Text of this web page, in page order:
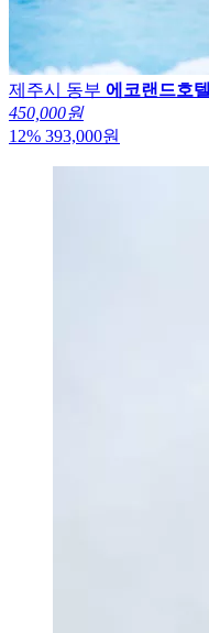
제주시 동부 에코랜드호텔
450,000원
12% 393,000원